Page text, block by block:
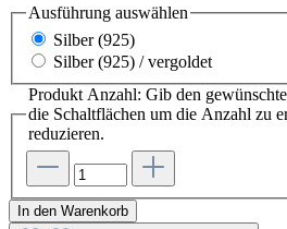
Ausführung auswählen
Silber (925)
Silber (925) / vergoldet
Produkt Anzahl: Gib den
die Schaltflächen um die Anzahl zu
reduzieren.
In den Warenkorb